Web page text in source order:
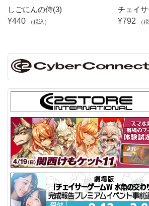
しごにんの侍(3)
¥440
（税込）
チェイ
¥792
（